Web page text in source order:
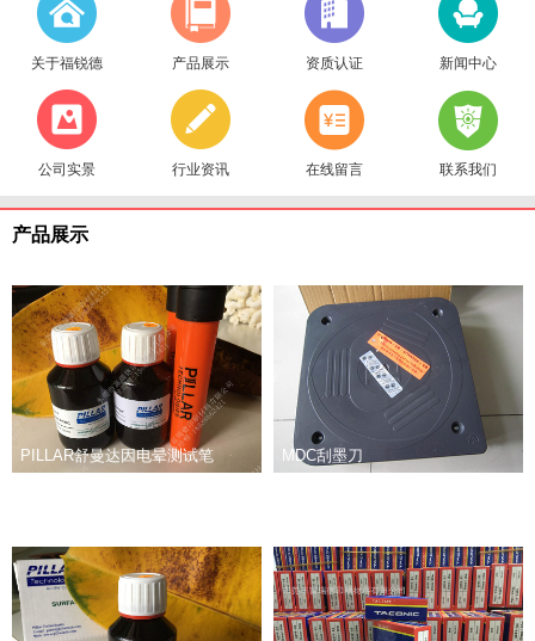
关于福锐德 产品展示 资质认证 新闻中心
公司实景 行业资讯 在线留言 联系我们
产品展示
PILLAR舒曼达因电晕测试笔 MDC刮墨刀